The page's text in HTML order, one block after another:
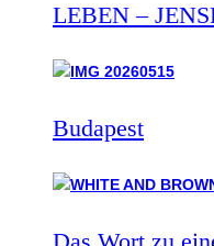
LEBEN –
Budapest